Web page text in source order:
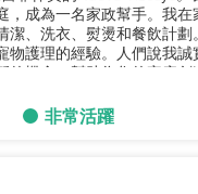
成為一名家政幫手。我
、洗衣、熨燙和餐飲計劃
護理的經驗。人們說我誠
非常活躍